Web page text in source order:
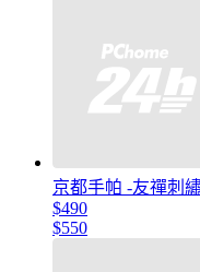
京都手帕 -友禪刺
$490
$550